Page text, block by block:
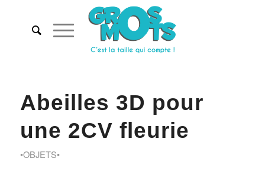
Abeilles 3D pour
une 2CV fleurie
•OBJETS•